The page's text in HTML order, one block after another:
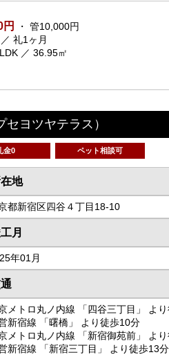
・ 管10,000円
礼1ヶ月
／ 36.95㎡
セヨツヤテラス）
金0 ペット相談可
地
都新宿区四谷４丁目18-10
月
年01月
メトロ丸ノ内線 「四谷三丁目」 よ
新宿線 「曙橋」 より徒歩10分
メトロ丸ノ内線 「新宿御苑前」 よ
新宿線 「新宿三丁目」 より徒歩13分